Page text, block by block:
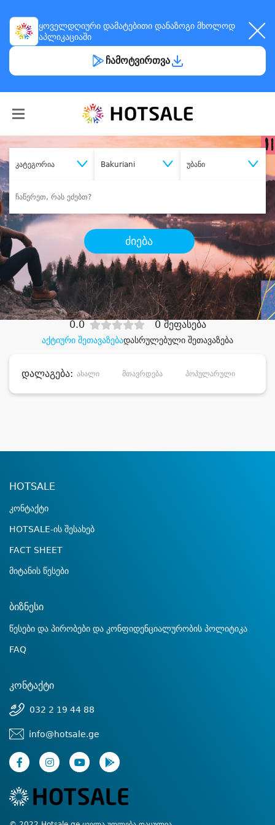
ყოველდღიური დამატებითი დანაზოგი მხოლოდ
აპლიკაციაში
ჩამოტვირთვა
კატეგორია Bakuriani უბანი
ძიება
შეიძინესასურველი მომსახურება
დიდი დანაზოგით
აქტიური შეთავაზებადასრულებული შეთავაზება
0.0 0 შეფასება
დალაგება: ახალი მთავრდება პოპულარული
HOTSALE
კონტაქტი
HOTSALE-ის შესახებ
FACT SHEET
მიტანის წესები
ბიზნესი
წესები და პირობები და კონფიდენციალურობის პოლიტიკა
FAQ
კონტაქტი
032 2 19 44 88
info@hotsale.ge